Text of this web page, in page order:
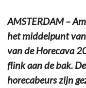
AMSTERDAM –
het middelpunt van
van de Horecava
flink aan de bak.
horecabeurs zijn